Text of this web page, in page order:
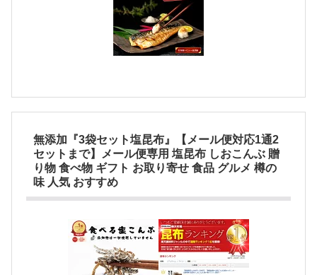
無添加『3袋セット塩昆布』【メール便対応1通2
セットまで】メール便専用 塩昆布 しおこんぶ 贈
り物 食べ物 ギフト お取り寄せ 食品 グルメ 樽の
味 人気 おすすめ